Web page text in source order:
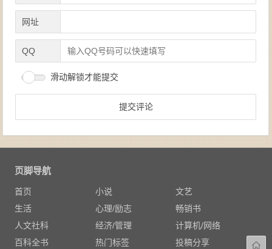
网址
QQ
滑动解锁才能提交
页脚导航
首页 小说
文艺
生活
心理/励志
畅销书
人文社科
经济/管理
计算机/网络
百科全书
热门标签 投稿分享